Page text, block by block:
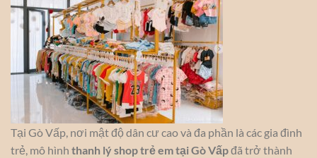
Tại Gò Vấp, nơi mật độ dân cư cao và đa phần là các gia đình
trẻ, mô hình thanh lý shop trẻ em tại Gò Vấpđã trở thành